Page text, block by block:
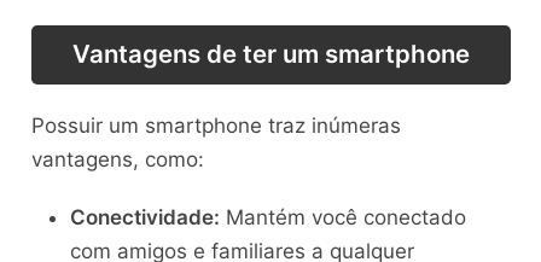
Vantagens de ter um smartphone
Possuir um smartphone traz inúmeras
vantagens, como:
Conectividade: Mantém você conectado
com amigos e familiares a qualquer